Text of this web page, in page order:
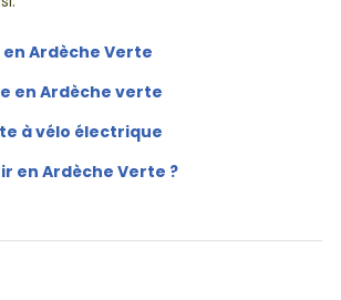
Ardèche Verte
en Ardèche verte
à vélo électrique
en Ardèche Verte ?